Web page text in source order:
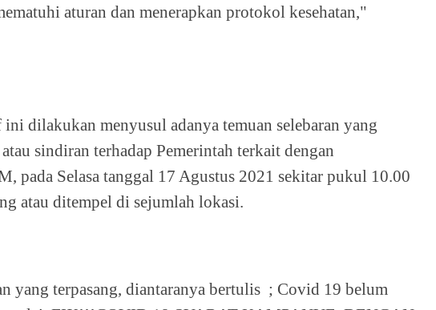
aturan dan menerapkan protokol kesehatan,"
dilakukan menyusul adanya temuan selebaran yang
sindiran terhadap Pemerintah terkait dengan
pada Selasa tanggal 17 Agustus 2021 sekitar pukul 10.00
atau ditempel di sejumlah lokasi.
yang terpasang, diantaranya bertulis ; Covid 19 belum